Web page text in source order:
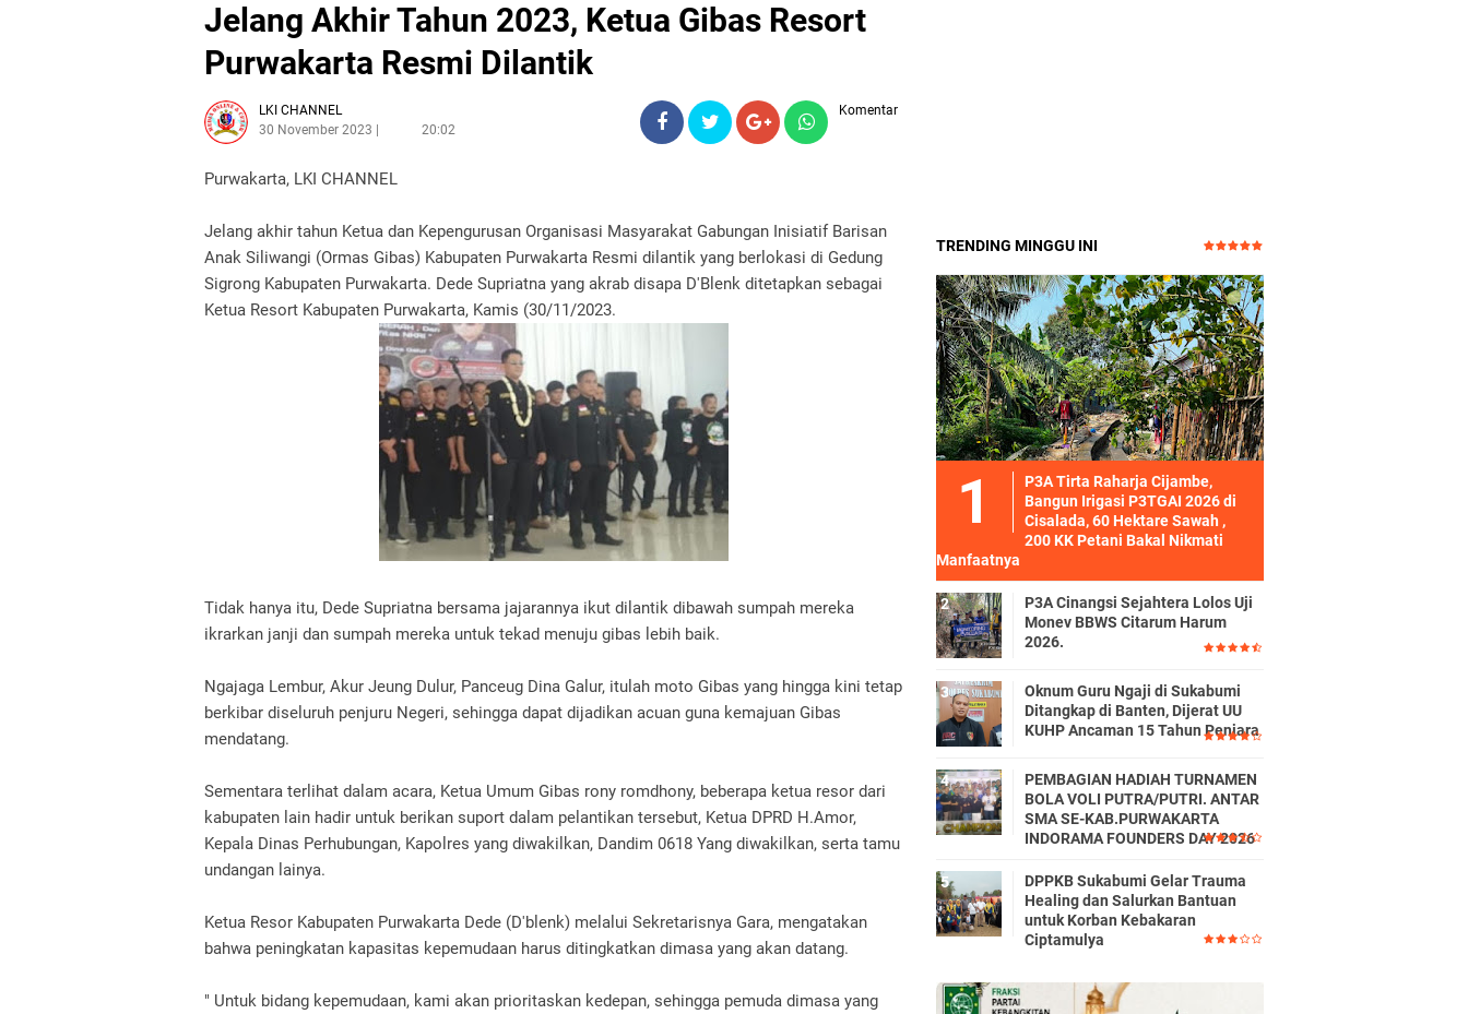
Jelang Akhir Tahun 2023, Ketua Gibas Resort
Purwakarta Resmi Dilantik
LKI CHANNEL
30 November 2023
20:02
Komentar
Purwakarta, LKI CHANNEL
Jelang akhir tahun Ketua dan Kepengurusan Organisasi Masyarakat Gabungan Inisiatif Barisan
Anak Siliwangi (Ormas Gibas) Kabupaten Purwakarta Resmi dilantik yang berlokasi di Gedung
Sigrong Kabupaten Purwakarta. Dede Supriatna yang akrab disapa D'Blenk ditetapkan sebagai
Ketua Resort Kabupaten Purwakarta, Kamis (30/11/2023.
Tidak hanya itu, Dede Supriatna bersama jajarannya ikut dilantik dibawah sumpah mereka
ikrarkan janji dan sumpah mereka untuk tekad menuju gibas lebih baik.
Ngajaga Lembur, Akur Jeung Dulur, Panceug Dina Galur, itulah moto Gibas yang hingga kini tetap
berkibar diseluruh penjuru Negeri, sehingga dapat dijadikan acuan guna kemajuan Gibas
mendatang.
Sementara terlihat dalam acara, Ketua Umum Gibas rony romdhony, beberapa ketua resor dari
kabupaten lain hadir untuk berikan suport dalam pelantikan tersebut, Ketua DPRD H.Amor,
Kepala Dinas Perhubungan, Kapolres yang diwakilkan, Dandim 0618 Yang diwakilkan, serta tamu
undangan lainya.
Ketua Resor Kabupaten Purwakarta Dede (D'blenk) melalui Sekretarisnya Gara, mengatakan
bahwa peningkatan kapasitas kepemudaan harus ditingkatkan dimasa yang akan datang.
" Untuk bidang kepemudaan, kami akan prioritaskan kedepan, sehingga pemuda dimasa yang
TRENDING MINGGU INI
P3A Tirta Raharja Cijambe,
Bangun Irigasi P3TGAI 2026 di
Cisalada, 60 Hektare Sawah ,
200 KK Petani Bakal Nikmati
Manfaatnya
P3A Cinangsi Sejahtera Lolos Uji
Monev BBWS Citarum Harum
2026.
Oknum Guru Ngaji di Sukabumi
Ditangkap di Banten, Dijerat UU
KUHP Ancaman 15 Tahun Penjara
PEMBAGIAN HADIAH TURNAMEN
BOLA VOLI PUTRA/PUTRI. ANTAR
SMA SE-KAB.PURWAKARTA
INDORAMA FOUNDERS DAY 2026
DPPKB Sukabumi Gelar Trauma
Healing dan Salurkan Bantuan
untuk Korban Kebakaran
Ciptamulya